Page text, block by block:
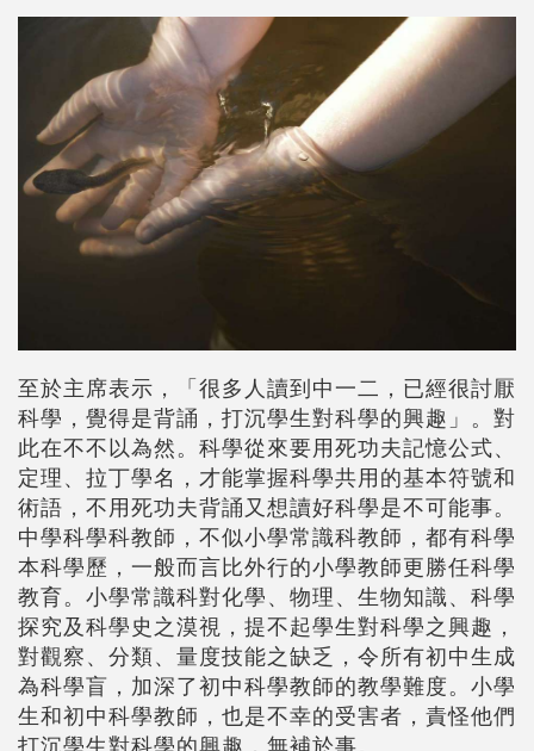
至於主席表示，「很多人讀到中一二，已經很討厭
科學，覺得是背誦，打沉學生對科學的興趣」。對
此在不不以為然。 科學從來要用死功夫記憶公式、
定理、拉丁學名 ，才能掌握科學共用的基本符號和
術語，不 用死功夫背誦又想讀好科學是不可能事。
中學科學科教師 ，不似小學常識科教師， 都有科學
本科學歷 ，一般而言比外行的小學教師更勝任科學
教育。小學常識科對化學、物理、生物知識、科學
探究及科學史之漠視，提不起學生對科學之興趣，
對觀察、分類、量度技能之缺乏，令所有初中生成
為科學盲，加深了初中科學教師的教學難度。小學
生和初中科學教師，也是不幸的受害者，責怪他們